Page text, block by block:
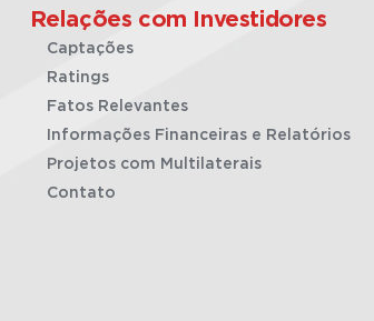
Relações com Investidores
Captações
Ratings
Fatos Relevantes
Informações Financeiras e Relatórios
Projetos com Multilaterais
Contato